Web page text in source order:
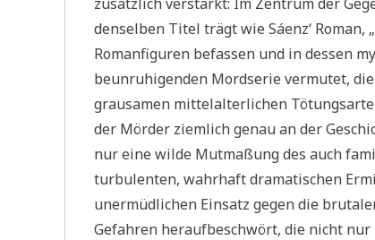
denselben Titel trägt wie Sáenz‘
Romanfiguren befassen und in dessen
beunruhigenden Mordserie vermutet,
grausamen mittelalterlichen
der Mörder ziemlich genau an der
nur eine wilde Mutmaßung des auch
turbulenten, wahrhaft dramatischen
unermüdlichen Einsatz gegen die
Gefahren heraufbeschwört, die nicht